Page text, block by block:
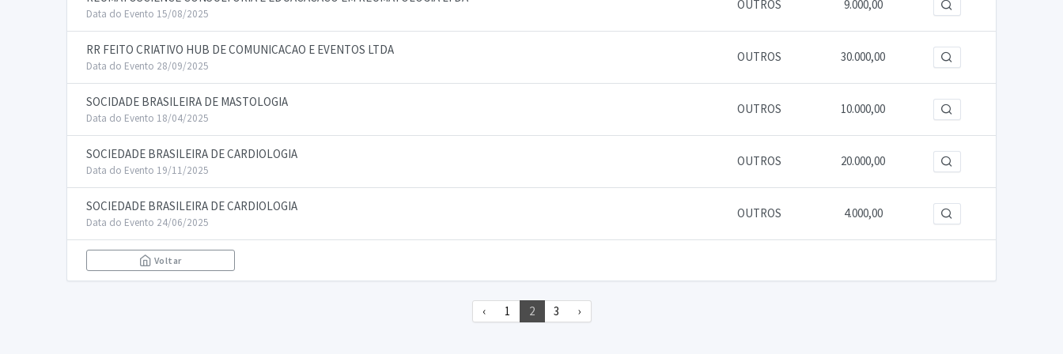
Data do Evento 15/08/2025
OUTROS 9.000,00
RR FEITO CRIATIVO HUB DE COMUNICACAO E EVENTOS LTDA
Data do Evento 28/09/2025
OUTROS 30.000,00
SOCIDADE BRASILEIRA DE MASTOLOGIA
Data do Evento 18/04/2025
OUTROS 10.000,00
SOCIEDADE BRASILEIRA DE CARDIOLOGIA
Data do Evento 19/11/2025
OUTROS 20.000,00
SOCIEDADE BRASILEIRA DE CARDIOLOGIA
Data do Evento 24/06/2025
OUTROS 4.000,00
Voltar
‹ 1 2 3 ›